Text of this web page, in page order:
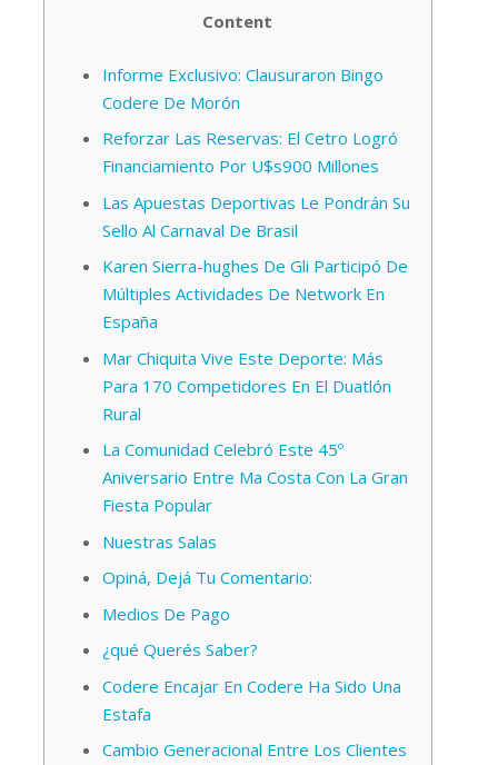
Content
Informe Exclusivo: Clausuraron Bingo
Codere De Morón
Reforzar Las Reservas: El Cetro Logró
Financiamiento Por U$s900 Millones
Las Apuestas Deportivas Le Pondrán Su
Sello Al Carnaval De Brasil
Karen Sierra-hughes De Gli Participó De
Múltiples Actividades De Network En
España
Mar Chiquita Vive Este Deporte: Más
Para 170 Competidores En El Duatlón
Rural
La Comunidad Celebró Este 45º
Aniversario Entre Ma Costa Con La Gran
Fiesta Popular
Nuestras Salas
Opiná, Dejá Tu Comentario:
Medios De Pago
¿qué Querés Saber?
Codere Encajar En Codere Ha Sido Una
Estafa
Cambio Generacional Entre Los Clientes